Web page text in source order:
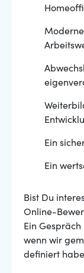
Ein
Ein
Bist Du
Online-
Ein
wenn wir
definiert